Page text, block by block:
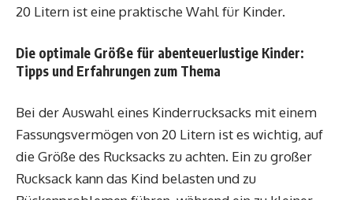
20 Litern ist eine praktische Wahl für Kinder.
Die optimale Größe für abenteuerlustige Kinder:
Tipps und Erfahrungen zum Thema
Bei der Auswahl eines Kinderrucksacks mit einem
Fassungsvermögen von 20 Litern ist es wichtig, auf
die Größe des Rucksacks zu achten. Ein zu großer
Rucksack kann das Kind belasten und zu